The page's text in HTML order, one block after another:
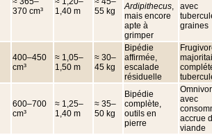
370 cm³
1,40 m
55 kg
Ardipithecus,
mais encore
apte à
grimper
avec
graines
400–450
cm³
≈ 1,05–
1,50 m
≈ 30–
45 kg
Bipédie
affirmée,
escalade
résiduelle
600–700
cm³
≈ 1,25–
1,40 m
≈ 35–
50 kg
Bipédie
complète,
outils en
pierre
avec
accrue
viande